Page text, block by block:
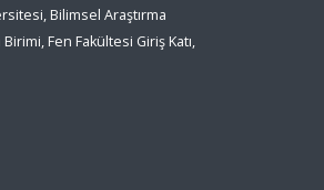
Bilimsel Araştırma
Fen Fakültesi Giriş Katı,